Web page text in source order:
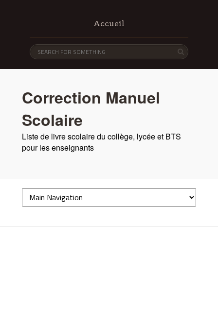
Accueil
Correction Manuel
Scolaire
Liste de livre scolaire du collège, lycée et BTS
pour les enseignants